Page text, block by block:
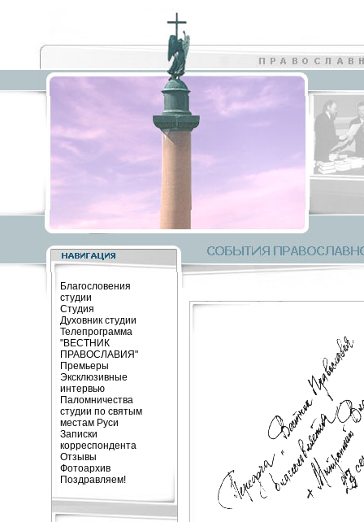
Благословения
студии
Студия
Духовник студии
Телепрограмма
"ВЕСТНИК
ПРАВОСЛАВИЯ"
Премьеры
Эксклюзивные
интервью
Паломничества
студии по святым
местам Руси
Записки
корреспондента
Отзывы
Фотоархив
Поздравляем!